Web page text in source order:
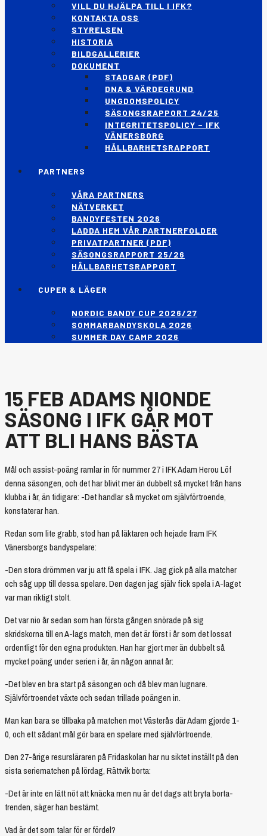
VILL DU HJÄLPA TILL I IFK?
KONTAKTA OSS
STYRELSEN
HISTORIA
BILDGALLERIER
DOKUMENT
STADGAR (PDF)
DNA & VÄRDEGRUND
UNGDOMSPOLICY
SÄSONGSRAPPORT 24/25
INTEGRITETSPOLICY – IFK
VÄNERSBORG
HÅLLBARHETSRAPPORT
PARTNERS
VÅRA PARTNERS
NÄTVERKET
BANDYFESTEN 2026
LADDA HEM VÅR PARTNERFOLDER
PRIVATPARTNER (PDF)
SÄSONGSRAPPORT 25/26
HÅLLBARHETSRAPPORT
CUPER & LÄGER
NORDIC BANDY CUP 2026/27
SOMMARBANDYSKOLA 2026
SUMMER DAY CAMP 2026
15 FEB ADAMS NIONDE
SÄSONG I IFK GÅR MOT
ATT BLI HANS BÄSTA
Mål och assist-poäng ramlar in för nummer 27 i IFK Adam Herou Löf
denna säsongen, och det har blivit mer än dubbelt så mycket från hans
klubba i år, än tidigare: -Det handlar så mycket om självförtroende,
konstaterar han.
Redan som lite grabb, stod han på läktaren och hejade fram IFK
Vänersborgs bandyspelare:
-Den stora drömmen var ju att få spela i IFK. Jag gick på alla matcher
och såg upp till dessa spelare. Den dagen jag själv fick spela i A-laget
var man riktigt stolt.
Det var nio år sedan som han första gången snörade på sig
skridskorna till en A-lags match, men det är först i år som det lossat
ordentligt för den egna produkten. Han har gjort mer än dubbelt så
mycket poäng under serien i år, än någon annat år:
-Det blev en bra start på säsongen och då blev man lugnare.
Självförtroendet växte och sedan trillade poängen in.
Man kan bara se tillbaka på matchen mot Västerås där Adam gjorde 1-
0, och ett sådant mål gör bara en spelare med självförtroende.
Den 27-årige resursläraren på Fridaskolan har nu siktet inställt på den
sista seriematchen på lördag, Rättvik borta:
-Det är inte en lätt nöt att knäcka men nu är det dags att bryta borta-
trenden, säger han bestämt.
Vad är det som talar för er fördel?